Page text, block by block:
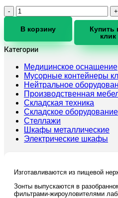
Количество
товара
Зонт
вытяжной
островной
ЗВОП-16/18
В корзину
Купить
клик
Категории
Медицинское оснащение
Мусорные контейнеры
Нейтральное
Производственная
Складская техника
Складское оборудование
Стеллажи
Шкафы металлические
Электрические шкафы
Изготавливаются из пищевой
Зонты выпускаются в
фильтрами-жироуловителями